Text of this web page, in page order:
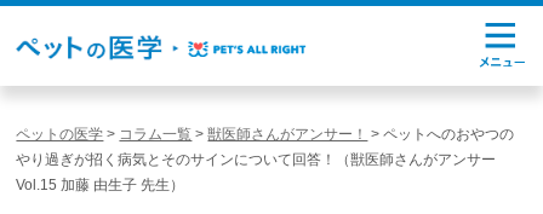
ペットの医学 > コラム一覧 >獣医師さんがアンサー！ >ペットへのおやつの
やり過ぎが招く病気とそのサインについて回答！（獣医師さんがアンサー
Vol.15 加藤 由生子 先生）